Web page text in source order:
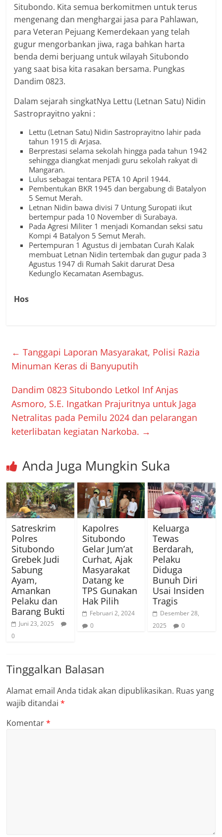
Situbondo. Kita semua berkomitmen untuk terus
mengenang dan menghargai jasa para Pahlawan,
para Veteran Pejuang Kemerdekaan yang telah
gugur mengorbankan jiwa, raga bahkan harta
benda demi berjuang untuk wilayah Situbondo
yang saat bisa kita rasakan bersama. Pungkas
Dandim 0823.
Dalam sejarah singkatNya Lettu (Letnan Satu) Nidin
Sastroprayitno yakni :
Lettu (Letnan Satu) Nidin Sastroprayitno lahir pada
tahun 1915 di Arjasa.
Berprestasi selama sekolah hingga pada tahun 1942
sehingga diangkat menjadi guru sekolah rakyat di
Mangaran.
Lulus sebagai tentara PETA 10 April 1944.
Pembentukan BKR 1945 dan bergabung di Batalyon
5 Semut Merah.
Letnan Nidin bawa divisi 7 Untung Suropati ikut
bertempur pada 10 November di Surabaya.
Pada Agresi Militer 1 menjadi Komandan seksi satu
Kompi 4 Batalyon 5 Semut Merah.
Pertempuran 1 Agustus di jembatan Curah Kalak
membuat Letnan Nidin tertembak dan gugur pada 3
Agustus 1947 di Rumah Sakit darurat Desa
Kedunglo Kecamatan Asembagus.
Hos
← Tanggapi Laporan Masyarakat, Polisi Razia
Minuman Keras di Banyuputih
Dandim 0823 Situbondo Letkol Inf Anjas
Asmoro, S.E. Ingatkan Prajuritnya untuk Jaga
Netralitas pada Pemilu 2024 dan pelarangan
keterlibatan kegiatan Narkoba. →
Anda Juga Mungkin Suka
Satreskrim
Polres
Situbondo
Grebek Judi
Sabung
Ayam,
Amankan
Pelaku dan
Barang Bukti
Juni 23, 2025
0
Kapolres
Situbondo
Gelar Jum’at
Curhat, Ajak
Masyarakat
Datang ke
TPS Gunakan
Hak Pilih
Februari 2, 2024
0
Keluarga
Tewas
Berdarah,
Pelaku
Diduga
Bunuh Diri
Usai Insiden
Tragis
Desember 28,
2025
0
Tinggalkan Balasan
Alamat email Anda tidak akan dipublikasikan. Ruas yang
wajib ditandai*
Komentar*